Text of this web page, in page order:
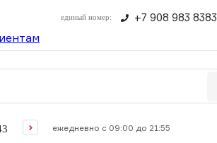
единый номер: +7 908 983 8383
ежедневно с 09:00 до 21:55